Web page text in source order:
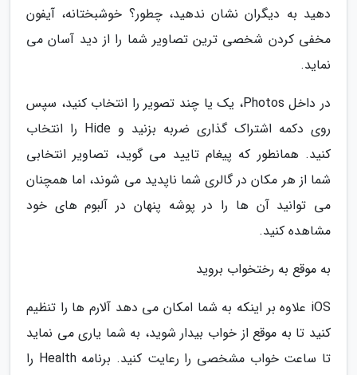
دهید به دیگران نشان ندهید، چطور؟ خوشبختانه، آیفون
مخفی کردن شخصی ترین تصاویر شما را از دید آسان می
نماید.
در داخل Photos، یک یا چند تصویر را انتخاب کنید، سپس
روی دکمه اشتراک گذاری ضربه بزنید و Hide را انتخاب
کنید. همانطور که پیغام تایید می گوید، تصاویر انتخابی
شما از هر مکان در گالری شما ناپدید می شوند، اما همچنان
می توانید آن ها را در پوشه پنهان در آلبوم های خود
مشاهده کنید.
به موقع به رختخواب بروید
iOS علاوه بر اینکه به شما امکان می دهد آلارم ها را تنظیم
کنید تا به موقع از خواب بیدار شوید، به شما یاری می نماید
تا ساعت خواب مشخصی را رعایت کنید. برنامه Health را